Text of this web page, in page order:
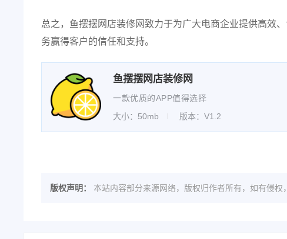
总之，鱼摆摆网店装修网致力于为广大电商企业提供高效
务赢得客户的信任和支持。
鱼摆摆网店装修网
一款优质的APP值得选择
大小：50mb
版本：V1.2
版权声明： 本站内容部分来源网络，版权归作者所有，如有侵权